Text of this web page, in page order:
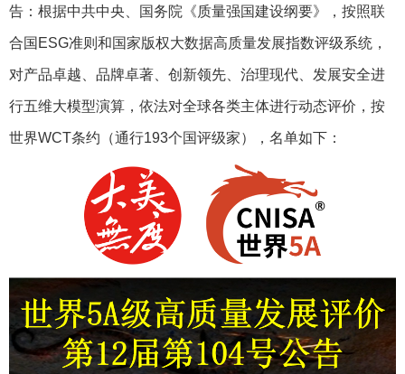
告：根据中共中央、国务院《质量强国建设纲要》，按照联
合国ESG准则和国家版权大数据高质量发展指数评级系统，
对产品卓越、品牌卓著、创新领先、治理现代、发展安全进
行五维大模型演算，依法对全球各类主体进行动态评价，按
世界WCT条约（通行193个国评级家），名单如下：